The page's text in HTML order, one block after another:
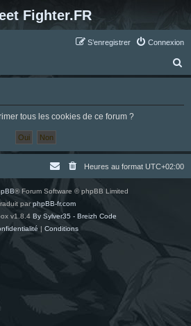
Fighter.FR
Connexion
S’enregistrer
e
h
tous les cookies de ce forum ?
Heures au format UTC+02:00
® Forum Software © phpBB Limited
parphpBB-fr.com
v1.8.4 By Sylver35 - Breizh Code
| Conditions